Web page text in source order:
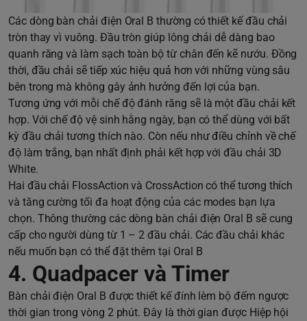
Các dòng bàn chải điện Oral B thường có thiết kế đầu chải
tròn thay vì vuông. Đầu tròn giúp lông chải dễ dàng bao
quanh răng và làm sạch toàn bộ từ chân đến kẽ nướu. Đồng
thời, đầu chải sẽ tiếp xúc hiệu quả hơn với những vùng sâu
bên trong mà không gây ảnh hưởng đến lợi của bạn.
Tương ứng với mỗi chế độ đánh răng sẽ là một đầu chải kết
hợp. Với chế độ vệ sinh hằng ngày, bạn có thể dùng với bất
kỳ đầu chải tương thích nào. Còn nếu như điều chỉnh về chế
độ làm trắng, bạn nhất định phải kết hợp với đầu chải 3D
White.
Hai đầu chải FlossAction và CrossAction có thể tương thích
và tăng cường tối đa hoạt động của các modes bạn lựa
chọn. Thông thường các dòng bàn chải điện Oral B sẽ cung
cấp cho người dùng từ 1 – 2 đầu chải. Các đầu chải khác
nếu muốn bạn có thể đặt thêm tại Oral B
4. Quadpacer và Timer
Bàn chải điện Oral B được thiết kế đính lèm bộ đếm ngược
thời gian trong vòng 2 phút. Đây là thời gian được Hiệp hội